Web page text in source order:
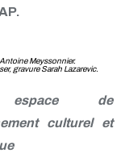
Meyssonnier.
gravure Sarah Lazarevic.
de
culturel et